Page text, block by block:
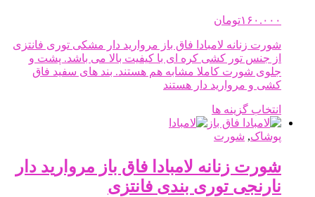
است
در
صفحه
محصول
شوند
۱۶۰.۰۰۰تومان
شورت زنانه لامبادا فاق باز مروارید دار مشکی توری فانتزی
از جنس تور کشی کره ای با کیفیت بالا می باشد. پشت و
جلوی شورت کاملا مشابه هم هستند. بند های سفید فاق
کشی و مروارید دار هستند
انتخاب گزینه ها
محصول
مختلفی
می
باشد.
پوشاک, شورت
شورت زنانه لامبادا فاق باز مروارید دار
نارنجی توری بندی فانتزی